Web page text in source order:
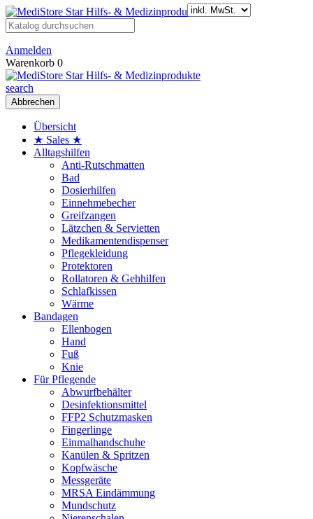
Anmelden
Warenkorb 0
search
Abbrechen
Übersicht
★ Sales ★
Alltagshilfen
Anti-Rutschmatten
Bad
Dosierhilfen
Einnehmebecher
Greifzangen
Lätzchen & Servietten
Medikamentendispenser
Pflegekleidung
Protektoren
Rollatoren & Gehhilfen
Schlafkissen
Wärme
Bandagen
Ellenbogen
Hand
Fuß
Knie
Für Pflegende
Abwurfbehälter
Desinfektionsmittel
FFP2 Schutzmasken
Fingerlinge
Einmalhandschuhe
Kanülen & Spritzen
Kopfwäsche
Messgeräte
MRSA Eindämmung
Mundschutz